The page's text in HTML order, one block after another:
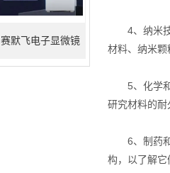
赛默飞电子显微镜
4、纳米技
材料、纳米颗
5、化学和
研究材料的耐
6、制药和
构，以了解它